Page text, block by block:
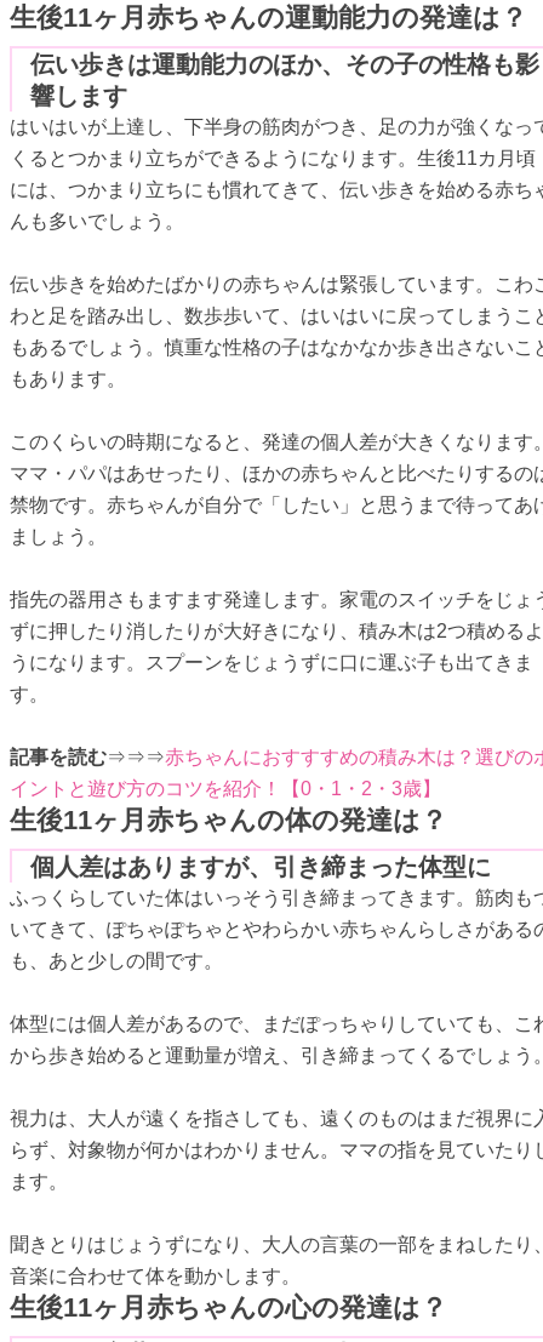
生後11ヶ月赤ちゃんの運動能力の発達は？
伝い歩きは運動能力のほか、その子の性格も影
響します
はいはいが上達し、下半身の筋肉がつき、足の力が強くなっ
くるとつかまり立ちができるようになります。生後11カ月頃
には、つかまり立ちにも慣れてきて、伝い歩きを始める赤ち
んも多いでしょう。
伝い歩きを始めたばかりの赤ちゃんは緊張しています。こわ
わと足を踏み出し、数歩歩いて、はいはいに戻ってしまうこ
もあるでしょう。慎重な性格の子はなかなか歩き出さないこ
もあります。
このくらいの時期になると、発達の個人差が大きくなります
ママ・パパはあせったり、ほかの赤ちゃんと比べたりするの
禁物です。赤ちゃんが自分で「したい」と思うまで待ってあ
ましょう。
指先の器用さもますます発達します。家電のスイッチをじょ
ずに押したり消したりが大好きになり、積み木は2つ積めるよ
うになります。スプーンをじょうずに口に運ぶ子も出てきま
す。
記事を読む⇒⇒⇒赤ちゃんにおすすすめの積み木は？選びの
イントと遊び方のコツを紹介！【0・1・2・3歳】
生後11ヶ月赤ちゃんの体の発達は？
個人差はありますが、引き締まった体型に
ふっくらしていた体はいっそう引き締まってきます。筋肉も
いてきて、ぽちゃぽちゃとやわらかい赤ちゃんらしさがある
も、あと少しの間です。
体型には個人差があるので、まだぽっちゃりしていても、こ
から歩き始めると運動量が増え、引き締まってくるでしょう
視力は、大人が遠くを指さしても、遠くのものはまだ視界に
らず、対象物が何かはわかりません。ママの指を見ていたり
ます。
聞きとりはじょうずになり、大人の言葉の一部をまねしたり
音楽に合わせて体を動かします。
生後11ヶ月赤ちゃんの心の発達は？